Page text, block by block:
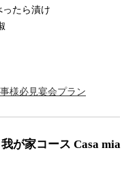
ったら漬け
様必見宴会プラン
が家コース Casa mia